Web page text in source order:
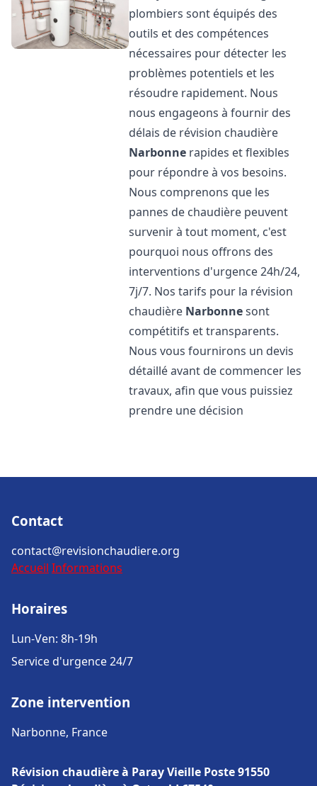
plombiers sont équipés des
outils et des compétences
nécessaires pour détecter les
problèmes potentiels et les
résoudre rapidement. Nous
nous engageons à fournir des
délais de révision chaudière
Narbonne rapides et flexibles
pour répondre à vos besoins.
Nous comprenons que les
pannes de chaudière peuvent
survenir à tout moment, c'est
pourquoi nous offrons des
interventions d'urgence 24h/24,
7j/7. Nos tarifs pour la révision
chaudière Narbonnesont
compétitifs et transparents.
Nous vous fournirons un devis
détaillé avant de commencer les
travaux, afin que vous puissiez
prendre une décision
Contact
contact@revisionchaudiere.org
Accueil Informations
Horaires
Lun-Ven: 8h-19h
Service d'urgence 24/7
Zone intervention
Narbonne, France
Révision chaudière à Paray Vieille Poste 91550